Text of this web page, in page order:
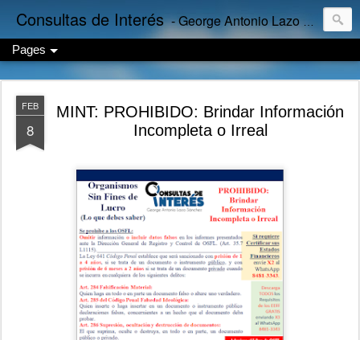
Consultas de Interés - George Antonio Lazo Sánchez
Pages
FEB
8
MINT: PROHIBIDO: Brindar Información
Incompleta o Irreal